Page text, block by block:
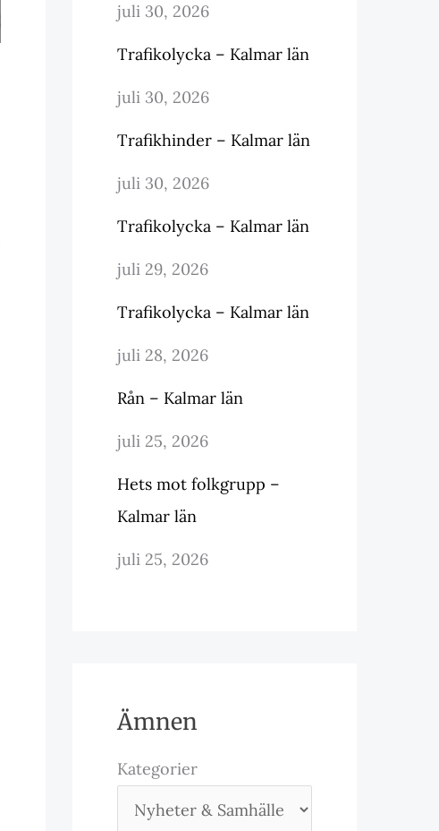
juli 30, 2026
Trafikolycka – Kalmar län
juli 30, 2026
Trafikhinder – Kalmar län
juli 30, 2026
Trafikolycka – Kalmar län
juli 29, 2026
Trafikolycka – Kalmar län
juli 28, 2026
Rån – Kalmar län
juli 25, 2026
Hets mot folkgrupp –
Kalmar län
juli 25, 2026
Ämnen
Kategorier